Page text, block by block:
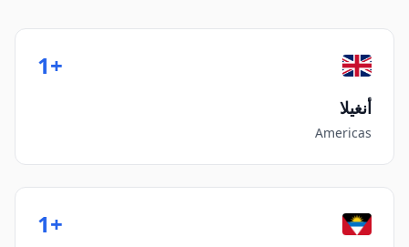
+1
أنغيلا
Americas
+1